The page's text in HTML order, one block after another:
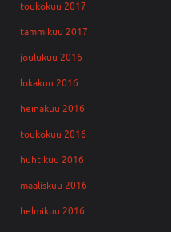
toukokuu 2017
tammikuu 2017
joulukuu 2016
lokakuu 2016
heinäkuu 2016
toukokuu 2016
huhtikuu 2016
maaliskuu 2016
helmikuu 2016